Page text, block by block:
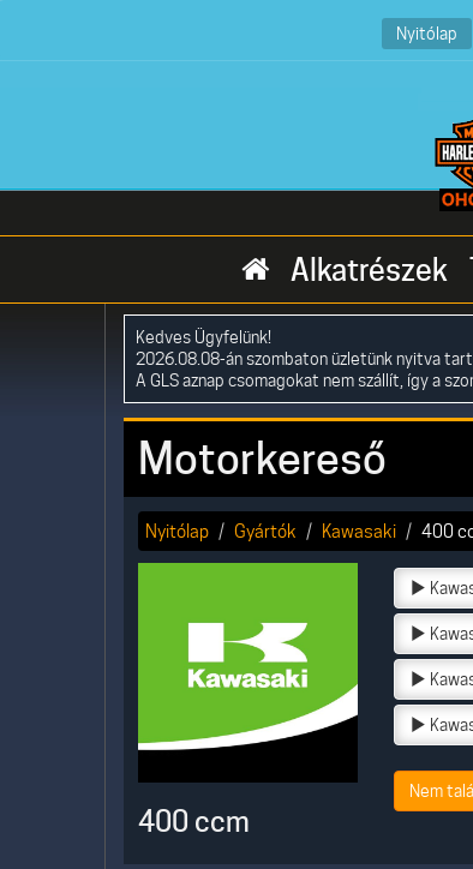
Nyitólap
Alkatrészek
Kedves Ügyfelünk!
2026.08.08-án szombaton üzletünk nyitva
A GLS aznap csomagokat nem szállít, így a
Motorkereső
Nyitólap Gyártók Kawasaki 400
400 ccm
Nem